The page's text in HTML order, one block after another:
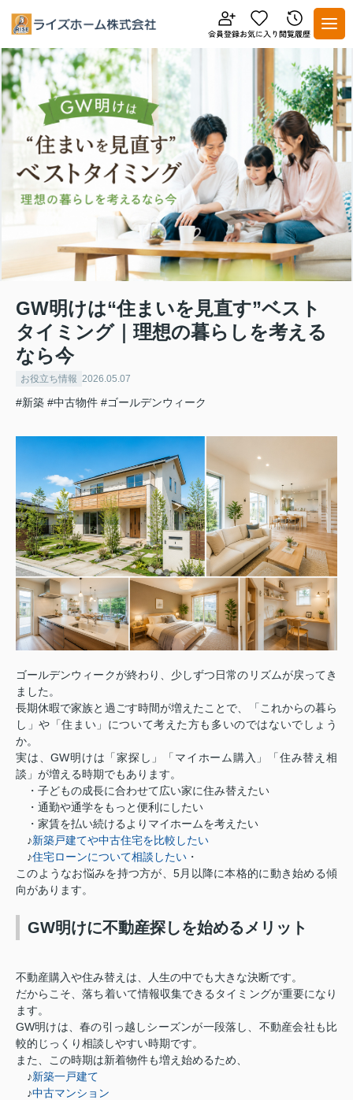
GW明けは“住まいを見直す”ベスト
タイミング｜理想の暮らしを考える
なら今
お役立ち情報 2026.05.07
#新築 #中古物件 #ゴールデンウィーク
ゴールデンウィークが終わり、少しずつ日常のリズムが戻ってき
ました。
長期休暇で家族と過ごす時間が増えたことで、「これからの暮ら
し」や「住まい」について考えた方も多いのではないでしょう
か。
実は、GW明けは「家探し」「マイホーム購入」「住み替え相
談」が増える時期でもあります。
・子どもの成長に合わせて広い家に住み替えたい
・通勤や通学をもっと便利にしたい
・家賃を払い続けるよりマイホームを考えたい
♪新築戸建てや中古住宅を比較したい
♪住宅ローンについて相談したい ・
このようなお悩みを持つ方が、5月以降に本格的に動き始める傾
向があります。
GW明けに不動産探しを始めるメリット
不動産購入や住み替えは、人生の中でも大きな決断です。
だからこそ、落ち着いて情報収集できるタイミングが重要になり
ます。
GW明けは、春の引っ越しシーズンが一段落し、不動産会社も比
較的じっくり相談しやすい時期です。
また、この時期は新着物件も増え始めるため、
♪新築一戸建て
♪中古マンション